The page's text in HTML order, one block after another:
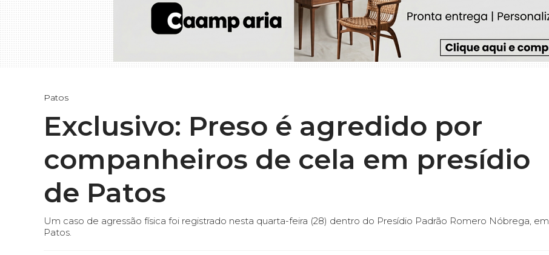
Patos
Exclusivo: Preso é agredido por
companheiros de cela em presídio
de Patos
Um caso de agressão física foi registrado nesta quarta-feira (28) dentro do Presídio Padrão Romero Nóbrega, em
Patos.